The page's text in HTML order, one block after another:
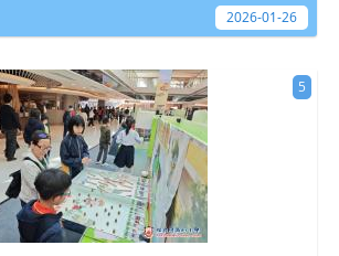
2026-01-26
5